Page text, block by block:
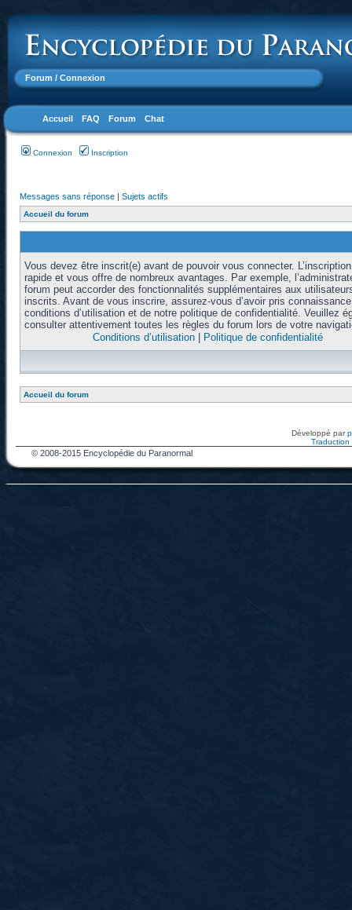
Forum / Connexion
Accueil FAQ Forum Chat
Connexion Inscription
Messages sans réponse | Sujets actifs
Accueil du forum
Vous devez être inscrit(e) avant de pouvoir vous connecter.
rapide et vous offre de nombreux avantages. Par exemple,
forum peut accorder des fonctionnalités supplémentaires aux
inscrits. Avant de vous inscrire, assurez-vous d’avoir pris
conditions d’utilisation et de notre politique de confidentialité. Veuillez
consulter attentivement toutes les règles du forum lors de votre
Conditions d’utilisation| Politique de confidentialité
Accueil du forum
Développé par
Traduction
© 2008-2015 Encyclopédie du Paranormal